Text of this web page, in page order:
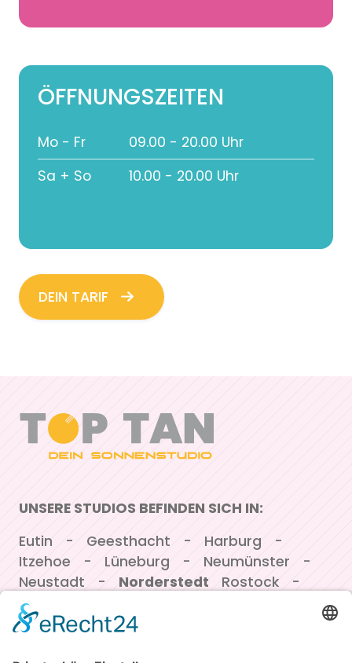
ÖFFNUNGS­ZEITEN
Mo - Fr
09.00 - 20.00 Uhr
Sa + So
10.00 - 20.00 Uhr
DEIN TARIF
UNSERE STUDIOS BEFINDEN SICH IN:
Navigation überspringen
Eutin Geesthacht
Harburg
Itzehoe
Lüneburg
Neumünster
Neustadt
Norderstedt
Rostock
Winsen/Luhe